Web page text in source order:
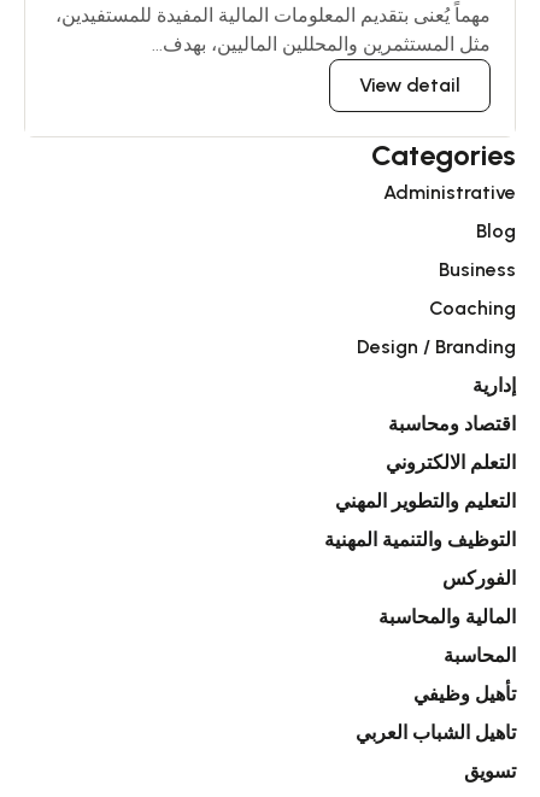
مهماً يُعنى بتقديم المعلومات المالية المفيدة للمستفيدين،
مثل المستثمرين والمحللين الماليين، بهدف...
View detail
Categories
Administrative
Blog
Business
Coaching
Design / Branding
إدارية
اقتصاد ومحاسبة
التعلم الالكتروني
التعليم والتطوير المهني
التوظيف والتنمية المهنية
الفوركس
المالية والمحاسبة
المحاسبة
تأهيل وظيفي
تاهيل الشباب العربي
تسويق